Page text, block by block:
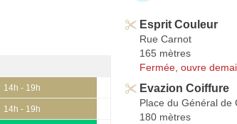
14h - 19h
14h - 19h
Esprit Couleur
Rue Carnot
165 mètres
Fermée, ouvre
Evazion Coiffure
Place du Général de
180 mètres